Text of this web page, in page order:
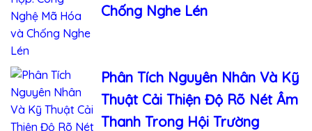
Chống Nghe Lén
Phân Tích Nguyên Nhân Và Kỹ
Thuật Cải Thiện Độ Rõ Nét Âm
Thanh Trong Hội Trường